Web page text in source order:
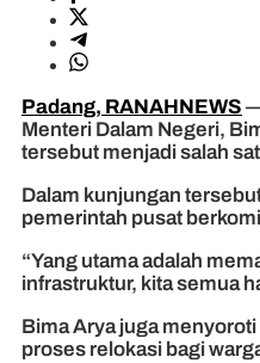
Padang, RANAHNEWS
Menteri Dalam Negeri,
tersebut menjadi salah
Dalam kunjungan
pemerintah pusat
“Yang utama adalah
infrastruktur, kita semua
Bima Arya juga
proses relokasi bagi